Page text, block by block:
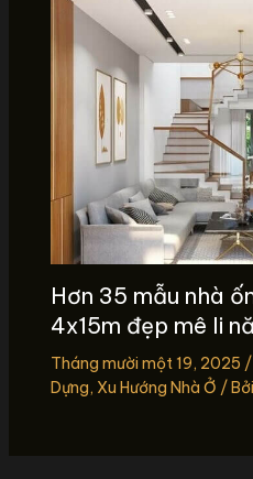
Hơn 35 mẫu nhà
4x15m đẹp mê li
Tháng mười một 19, 2025 /
Dựng, Xu Hướng Nhà Ở / Bởi